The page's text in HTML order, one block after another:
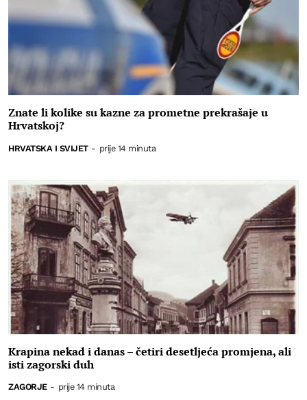
Znate li kolike su kazne za prometne prekrašaje u
Hrvatskoj?
HRVATSKA I SVIJET - prije 14 minuta
Krapina nekad i danas – četiri desetljeća promjena, ali
isti zagorski duh
ZAGORJE - prije 14 minuta